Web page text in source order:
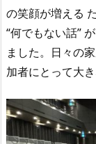
の笑顔が増える
“何でもない話”
ました。日々の
加者にとって大